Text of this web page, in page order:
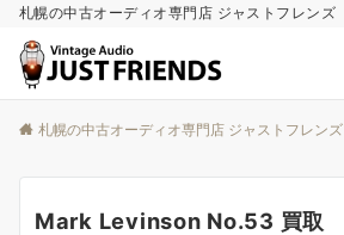
札幌の中古オーディオ専門店 ジャストフレンズ
札幌の中古オーディオ専門店 ジャストフレンズ
Mark Levinson No.53 買取